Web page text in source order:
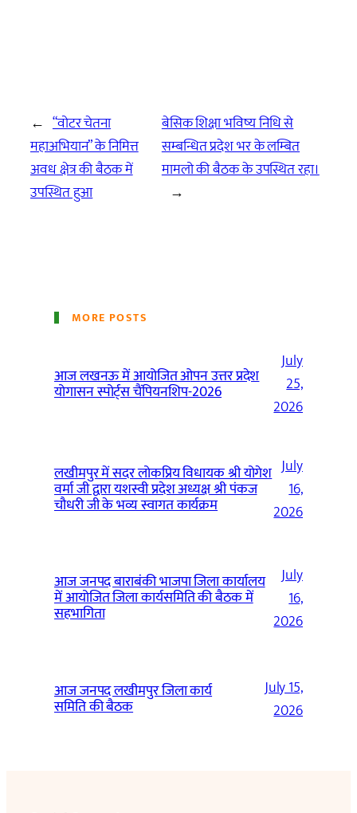
← “वोटर चेतना
महाअभियान” के निमित्त
अवध क्षेत्र की बैठक में
उपस्थित हुआ
बेसिक शिक्षा भविष्य निधि से
सम्बन्धित प्रदेश भर के लम्बित
मामलो की बैठक के उपस्थित रहा।
→
MORE POSTS
आज लखनऊ में आयोजित ओपन उत्तर प्रदेश
योगासन स्पोर्ट्स चैंपियनशिप-2026
July
25,
2026
लखीमपुर में सदर लोकप्रिय विधायक श्री योगेश
वर्मा जी द्वारा यशस्वी प्रदेश अध्यक्ष श्री पंकज
चौधरी जी के भव्य स्वागत कार्यक्रम
July
16,
2026
आज जनपद बाराबंकी भाजपा जिला कार्यालय
में आयोजित जिला कार्यसमिति की बैठक में
सहभागिता
July
16,
2026
आज जनपद लखीमपुर जिला कार्य
समिति की बैठक
July 15,
2026